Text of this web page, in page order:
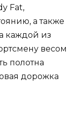
Fat,
а также
каждой из
весом
полотна
дорожка